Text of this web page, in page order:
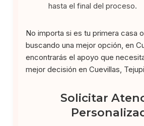
hasta el final del proceso.
No importa si es tu primera casa
buscando una mejor opción, en
encontrarás el apoyo que
mejor decisión en Cuevillas,
Solicitar